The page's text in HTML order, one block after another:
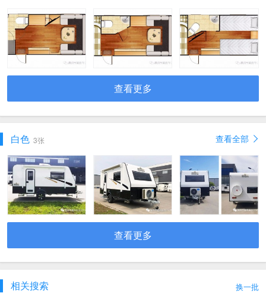
查看更多
白色 3张 查看全部
查看更多
相关搜索 换一批